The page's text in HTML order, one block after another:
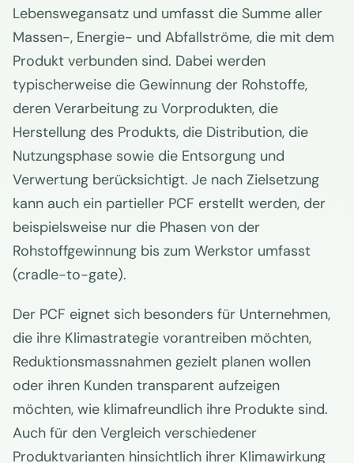
Lebenswegansatz und umfasst die Summe aller
Massen-, Energie- und Abfallströme, die mit dem
Produkt verbunden sind. Dabei werden
typischerweise die Gewinnung der Rohstoffe,
deren Verarbeitung zu Vorprodukten, die
Herstellung des Produkts, die Distribution, die
Nutzungsphase sowie die Entsorgung und
Verwertung berücksichtigt. Je nach Zielsetzung
kann auch ein partieller PCF erstellt werden, der
beispielsweise nur die Phasen von der
Rohstoffgewinnung bis zum Werkstor umfasst
(cradle-to-gate).
Der PCF eignet sich besonders für Unternehmen,
die ihre Klimastrategie vorantreiben möchten,
Reduktionsmassnahmen gezielt planen wollen
oder ihren Kunden transparent aufzeigen
möchten, wie klimafreundlich ihre Produkte sind.
Auch für den Vergleich verschiedener
Produktvarianten hinsichtlich ihrer Klimawirkung